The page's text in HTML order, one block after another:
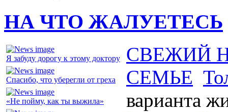
НА ЧТО ЖАЛУЕТЕСЬ
Я забуду дорогу к этому доктору
Спасибо, что уберегли от греха
«Не пойму, как ты выжила»
СВЕЖИЙ
СЕМЬЕ
варианта